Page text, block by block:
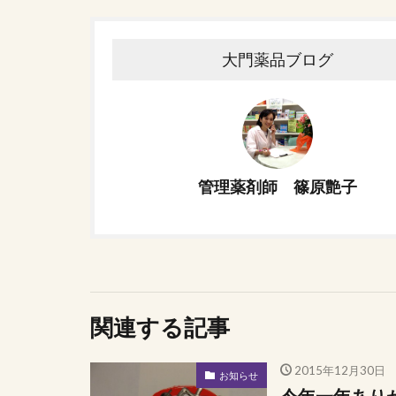
大門薬品ブログ
管理薬剤師 篠原艶子
関連する記事
お知らせ 2015年12月30日